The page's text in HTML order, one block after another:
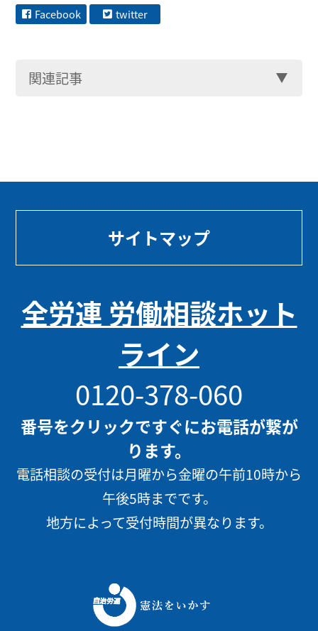
Facebook twitter
関連記事
サイトマップ
全労連 労働相談ホット
ライン
0120-378-060
番号をクリックですぐにお電話が繋が
ります。
電話相談の受付は月曜から金曜の午前10時から
午後5時までです。
地方によって受付時間が異なります。